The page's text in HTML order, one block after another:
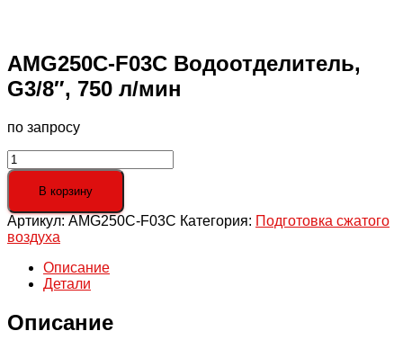
AMG250C-F03C Водоотделитель,
G3/8″, 750 л/мин
по запросу
Количество
товара
AMG250C-
F03C
Водоотделитель,
G3/8",
мин
В корзину
Артикул: AMG250C-F03C Категория: Подготовка сжатого
воздуха
Описание
Детали
Описание